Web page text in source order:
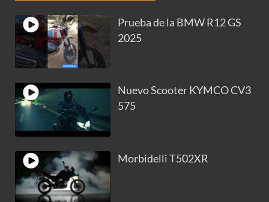
Prueba de la BMW R12 GS
2025
Nuevo Scooter KYMCO CV3
575
Morbidelli T502XR